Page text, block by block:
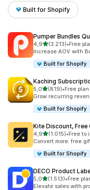
Built for Shopify
Pumper Bundles
4,95 yıldız üzerinden
(3.213)
toplam 3213 •Free
Increase AOV with
Built for Shopify
Kaching
5,05 yıldız üzerinden
(819)
toplam 819•Free
Grow recurring
Built for Shopify
Kite Discount, Free
4,95 yıldız üzerinden
(1.015)
toplam 1015•Free to
Convert more: free
Built for Shopify
DECO Product
5,05 yıldız üzerinden
(1.513)
toplam 1513•Free
Elevate sales with